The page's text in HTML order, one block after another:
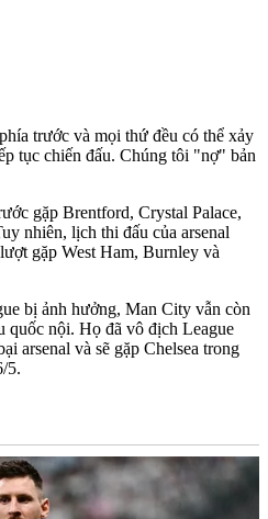
trước và mọi thứ đều có thể xảy
tục chiến đấu. Chúng tôi "nợ" bản
gặp Brentford, Crystal Palace,
nhiên, lịch thi đấu của ars‌enal
gặp West Ham, Burnley và
bị ảnh hưởng, Man City vẫn còn
quốc nội. Họ đã vô địch League
ars‌enal và sẽ gặp Chelsea trong
5.